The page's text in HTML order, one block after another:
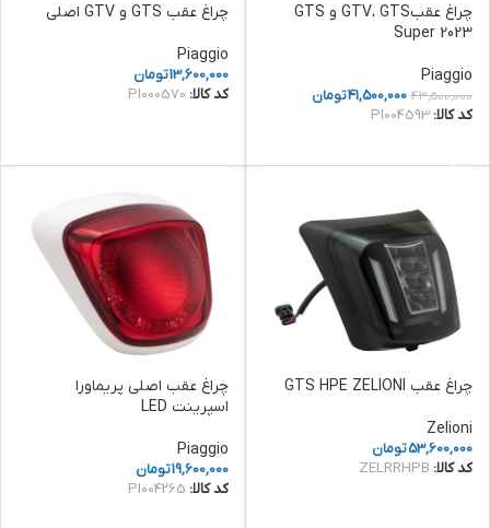
چراغ عقبGTV، GTS و GTS
Super 2023
Piaggio
43,500,000
41,500,000تومان
کد کالا: PI004593
چراغ عقب GTS و GTV اصلی
Piaggio
13,600,000تومان
کد کالا: PI000570
چراغ عقب GTS HPE ZELIONI
Zelioni
53,600,000تومان
کد کالا: ZELRRHPB
چراغ عقب اصلی پریماورا
اسپرینت LED
Piaggio
19,600,000تومان
کد کالا: PI004265